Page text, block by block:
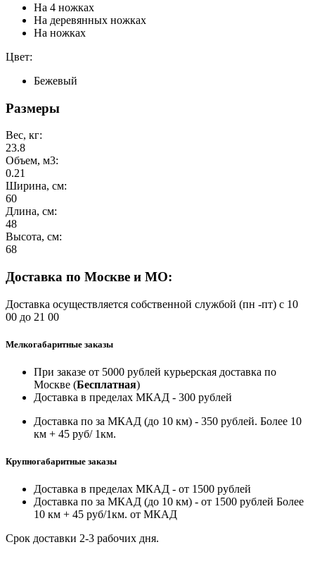
На 4 ножках
На деревянных ножках
На ножках
Цвет:
Бежевый
Размеры
Вес, кг:
23.8
Объем, м3:
0.21
Ширина, см:
60
Длина, см:
48
Высота, см:
68
Доставка по Москве и МО:
Доставка осуществляется собственной службой (пн -пт) с 10
00 до 21 00
Мелкогабаритные заказы
При заказе от 5000 рублей курьерская доставка по
Москве (Бесплатная)
Доставка в пределах МКАД - 300 рублей
Доставка по за МКАД (до 10 км) - 350 рублей. Более 10
км + 45 руб/ 1км.
Крупногабаритные заказы
Доставка в пределах МКАД - от 1500 рублей
Доставка по за МКАД (до 10 км) - от 1500 рублей Более
10 км + 45 руб/1км. от МКАД
Срок доставки 2-3 рабочих дня.